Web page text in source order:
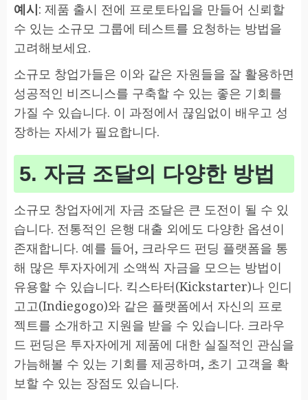
예시: 제품 출시 전에 프로토타입을 만들어 신뢰할
수 있는 소규모 그룹에 테스트를 요청하는 방법을
고려해보세요.
소규모 창업가들은 이와 같은 자원들을 잘 활용하면
성공적인 비즈니스를 구축할 수 있는 좋은 기회를
가질 수 있습니다. 이 과정에서 끊임없이 배우고 성
장하는 자세가 필요합니다.
5. 자금 조달의 다양한 방법
소규모 창업자에게 자금 조달은 큰 도전이 될 수 있
습니다. 전통적인 은행 대출 외에도 다양한 옵션이
존재합니다. 예를 들어, 크라우드 펀딩 플랫폼을 통
해 많은 투자자에게 소액씩 자금을 모으는 방법이
유용할 수 있습니다. 킥스타터(Kickstarter)나 인디
고고(Indiegogo)와 같은 플랫폼에서 자신의 프로
젝트를 소개하고 지원을 받을 수 있습니다. 크라우
드 펀딩은 투자자에게 제품에 대한 실질적인 관심을
가늠해볼 수 있는 기회를 제공하며, 초기 고객을 확
보할 수 있는 장점도 있습니다.